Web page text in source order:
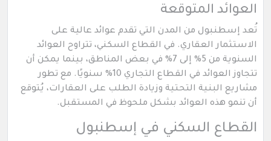
العوائد المتوقعة
تُعد إسطنبول من المدن التي تقدم عوائد عالية على
الاستثمار العقاري. في القطاع السكني، تتراوح العوائد
السنوية من 5% إلى 7% في بعض المناطق، بينما يمكن أن
تتجاوز العوائد في القطاع التجاري 10% سنويًا. مع تطور
مشاريع البنية التحتية وزيادة الطلب على العقارات، يُتوقع
أن تنمو هذه العوائد بشكل ملحوظ في المستقبل.
القطاع السكني في إسطنبول